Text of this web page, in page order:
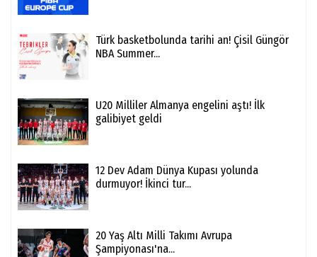
Türk basketbolunda tarihi an! Çisil Güngör
NBA Summer...
U20 Milliler Almanya engelini aştı! İlk
galibiyet geldi
12 Dev Adam Dünya Kupası yolunda
durmuyor! İkinci tur...
20 Yaş Altı Milli Takımı Avrupa
Şampiyonası'na...